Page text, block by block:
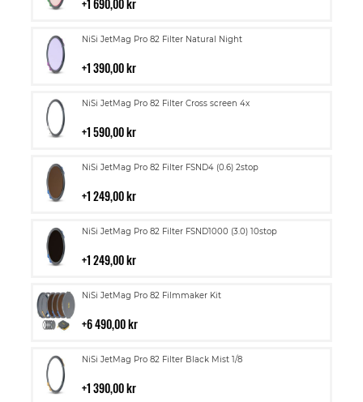
1 690,00 kr
NiSi JetMag Pro 82 Filter Natural Night
1 390,00 kr
Lägg
i
NiSi JetMag Pro 82 Filter Cross screen 4x
1 590,00 kr
Lägg
i
NiSi JetMag Pro 82 Filter FSND4 (0.6) 2stop
1 249,00 kr
Lägg
i
NiSi JetMag Pro 82 Filter FSND1000 (3.0) 10stop
1 249,00 kr
Lägg
i
NiSi JetMag Pro 82 Filmmaker Kit
6 490,00 kr
Lägg
i
NiSi JetMag Pro 82 Filter Black Mist 1/8
1 390,00 kr
Lägg
i